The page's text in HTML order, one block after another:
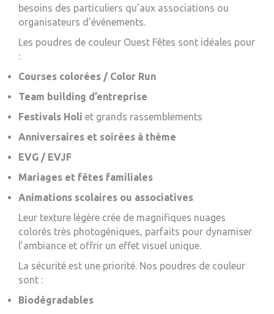
besoins des particuliers qu’aux associations ou
organisateurs d’événements.
Les poudres de couleur Ouest Fêtes sont idéales pour
:
Courses colorées / Color Run
Team building d’entreprise
Festivals Holi et grands rassemblements
Anniversaires et soirées à thème
EVG / EVJF
Mariages et fêtes familiales
Animations scolaires ou associatives
Leur texture légère crée de magnifiques nuages
colorés très photogéniques, parfaits pour dynamiser
l’ambiance et offrir un effet visuel unique.
La sécurité est une priorité. Nos poudres de couleur
sont :
Biodégradables